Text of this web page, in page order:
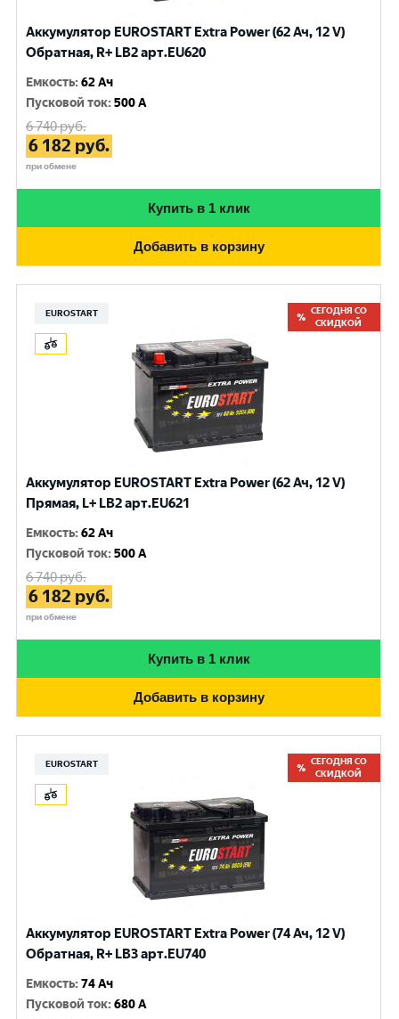
Аккумулятор EUROSTART Extra Power (62 Ач, 12 V)
Обратная, R+ LB2 арт.EU620
Емкость:62 Ач
Пусковой ток:500 A
6 740руб.
6 182 руб.
при обмене
Купить в 1 клик
Добавить в корзину
EUROSTART
СЕГОДНЯ СО
СКИДКОЙ
Аккумулятор EUROSTART Extra Power (62 Ач, 12 V)
Прямая, L+ LB2 арт.EU621
Емкость:62 Ач
Пусковой ток:500 A
6 740руб.
6 182 руб.
при обмене
Купить в 1 клик
Добавить в корзину
EUROSTART
СЕГОДНЯ СО
СКИДКОЙ
Аккумулятор EUROSTART Extra Power (74 Ач, 12 V)
Обратная, R+ LB3 арт.EU740
Емкость:74 Ач
Пусковой ток:680 A